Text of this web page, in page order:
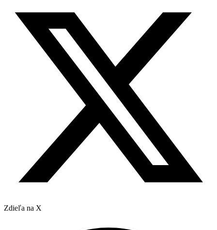
Zdieľa na X